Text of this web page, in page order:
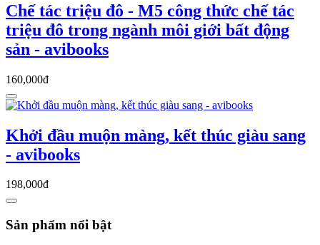
Chế tác triệu đô - M5 công thức chế tác
triệu đô trong ngành môi giới bất động
sản - avibooks
160,000đ
Khởi đầu muộn màng, kết thúc giàu sang
- avibooks
198,000đ
Sản phẩm nổi bật